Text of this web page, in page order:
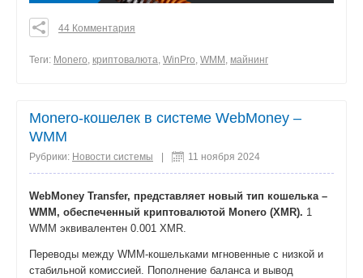
0
44 Комментария
Теги: Monero, криптовалюта, WinPro, WMM , майнинг
Monero-кошелек в системе WebMoney –
WMM
Рубрики: Новости системы 11 ноября 2024
WebMoney Transfer, представляет новый тип кошелька –
WMM, обеспеченный криптовалютой Monero (XMR). 1
WMM эквивалентен 0.001 XMR.
Переводы между WMM-кошельками мгновенные с низкой и
стабильной комиссией. Пополнение баланса и вывод